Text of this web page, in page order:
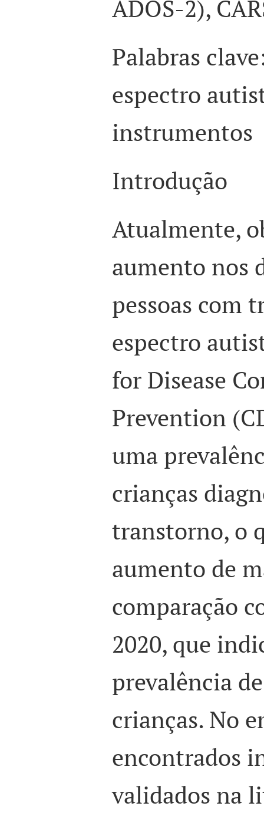
ADOS-2),
Palabras
espectro
instrumentos
Introdução
Atualmente,
aumento nos
pessoas com
espectro
for Disease
Prevention
uma
crianças
transtorno, o
aumento de
comparação
2020, que
prevalência
crianças. No
encontrados
validados na